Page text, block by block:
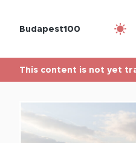
Budapest100
This content is not yet